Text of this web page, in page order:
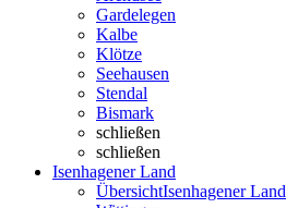
Gardelegen
Kalbe
Klötze
Seehausen
Stendal
Bismark
schließen
schließen
Isenhagener Land
ÜbersichtIsenhagener Land